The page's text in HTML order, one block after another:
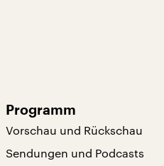
Programm
Vorschau und Rückschau
Sendungen und Podcasts